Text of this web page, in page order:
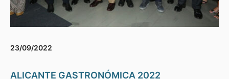
23/09/2022
ALICANTE GASTRONÓMICA 2022